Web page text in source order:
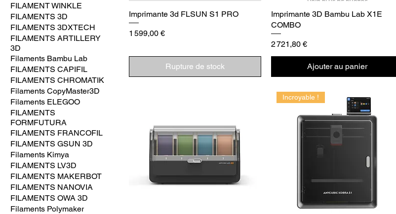
FILAMENT WINKLE
FILAMENTS 3D
FILAMENTS 3DXTECH
FILAMENTS ARTILLERY
3D
Filaments Bambu Lab
FILAMENTS CAPIFIL
FILAMENTS CHROMATIK
Filaments CopyMaster3D
Filaments ELEGOO
FILAMENTS
FORMFUTURA
FILAMENTS FRANCOFIL
FILAMENTS GSUN 3D
Filaments Kimya
FILAMENTS LV3D
FILAMENTS MAKERBOT
FILAMENTS NANOVIA
FILAMENTS OWA 3D
Filaments Polymaker
Imprimante 3d FLSUN S1 PRO
Prix
1 599,00 €
Rupture de stock
Imprimante 3D Bambu Lab X1E
COMBO
Prix
2 721,80 €
Ajouter au panier
Incroyable !